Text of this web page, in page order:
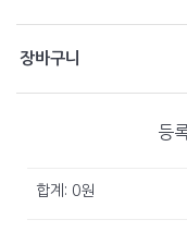
장바구니
등
합계: 0원